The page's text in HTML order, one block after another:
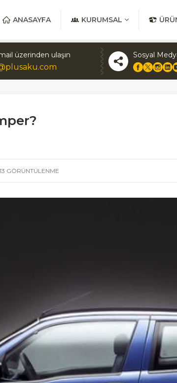
ANASAYFA KURUMSAL
üzerinden ulaşın Sosyal
GÖRÜNTÜLENME